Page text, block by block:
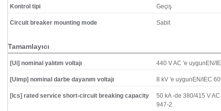
Kontrol tipi Geçiş
Circuit breaker mounting mode Sabit
Tamamlayıcı
[Ui] nominal yalıtım voltajı 440 V AC 'e uygunEN/
[Uimp] nominal darbe dayanım voltajı 8 kV 'e uygunEN/IEC
[Ics] rated service short-circuit breaking capacity
50 kA -de 380/415 V
947-2